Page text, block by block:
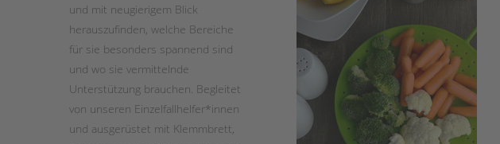
und mit neugierigem Blick
herauszufinden, welche Bereiche
für sie besonders spannend sind
und wo sie vermittelnde
Unterstützung brauchen. Begleitet
von unseren Einzelfallhelfer*innen
und ausgerüstet mit Klemmbrett,